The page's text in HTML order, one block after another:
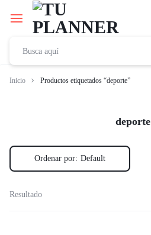
Inicio Productos etiquetados “deporte”
deporte
Ordenar por: Default
Resultado